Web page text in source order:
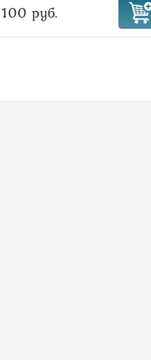
100 руб.